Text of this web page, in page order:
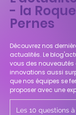
- la
Pernes
Découvrez nos
actualités. Le
vous des nouveautés
innovations aussi
que nos équipes se
proposer avec une
Les 10 questions